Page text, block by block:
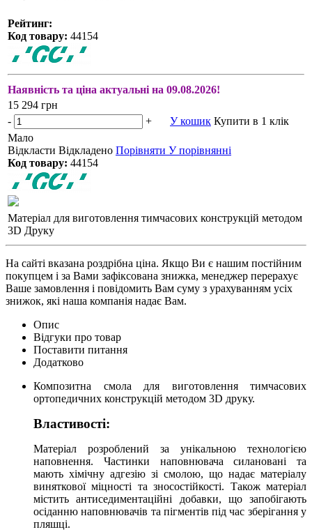
Рейтинг:
Код товару: 44154
Наявність та ціна актуальні на 09.08.2026!
15 294 грн
-
+ У кошик Купити в 1 клік
Мало
Відкласти Відкладено Порівняти У порівнянні
Код товару: 44154
Матеріал для виготовлення тимчасових конструкцій методом
3D Друку
На сайті вказана роздрібна ціна. Якщо Ви є нашим постійним
покупцем і за Вами зафіксована знижка, менеджер перерахує
Ваше замовлення і повідомить Вам суму з урахуванням усіх
знижок, які наша компанія надає Вам.
Опис
Відгуки про товар
Поставити питання
Додатково
Композитна смола для виготовлення тимчасових
ортопедичних конструкцій методом 3D друку.
Властивості:
Матеріал розроблений за унікальною технологією
наповнення. Частинки наповнювача силановані та
мають хімічну адгезію зі смолою, що надає матеріалу
виняткової міцності та зносостійкості. Також матеріал
містить антиседиментаційні добавки, що запобігають
осіданню наповнювачів та пігментів під час зберігання у
пляшці.